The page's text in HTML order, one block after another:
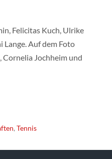
Felicitas Kuch, Ulrike
Lange. Auf dem Foto
Jochheim und
,Tennis